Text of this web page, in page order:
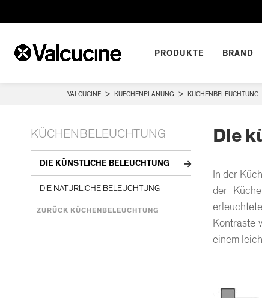
PRODUKTE BRAND
VALCUCINE > KUECHENPLANUNG > KÜCHENBELEUCHTUNG
KÜCHENBELEUCHTUNG
DIE KÜNSTLICHE BELEUCHTUNG
DIE NATÜRLICHE BELEUCHTUNG
ZURÜCK KÜCHENBELEUCHTUNG
Die
In der
der
Kontraste
einem